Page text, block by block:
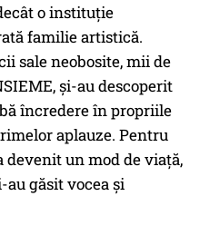
o instituție
familie artistică.
sale neobosite, mii de
și-au descoperit
încredere în propriile
aplauze. Pentru
un mod de viață,
găsit vocea și